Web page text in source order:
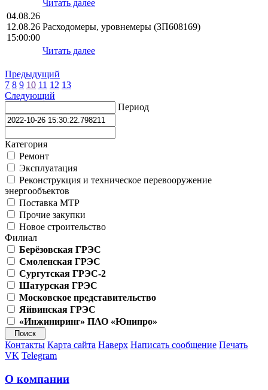
Читать далее
04.08.26
12.08.26
15:00:00
Расходомеры, уровнемеры (ЗП608169)
Читать далее
Предыдущий
7 8 9 10 11 12 13
Следующий
Период
Категория
Ремонт
Эксплуатация
Реконструкция и техническое перевооружение
энергообъектов
Поставка МТР
Прочие закупки
Новое строительство
Филиал
Берёзовская ГРЭС
Смоленская ГРЭС
Сургутская ГРЭС-2
Шатурская ГРЭС
Московское представительство
Яйвинская ГРЭС
«Инжиниринг» ПАО «Юнипро»
Контакты Карта сайта Наверх Написать сообщение Печать
VK Telegram
О компании